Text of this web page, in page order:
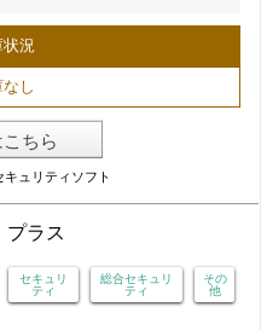
状況
し
ちら
ュリティソフト
セキュリ
ティ
総合セキュリ
ティ
その
他